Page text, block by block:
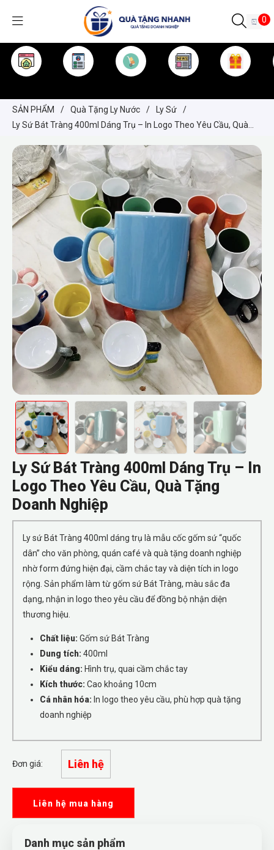
0
SẢN PHẨM / Quà Tặng Ly Nước / Ly Sứ
/
Ly Sứ Bát Tràng 400ml Dáng Trụ – In Logo Theo Yêu Cầu, Quà
Ly Sứ Bát Tràng 400ml Dáng Trụ – In
Logo Theo Yêu Cầu, Quà Tặng
Doanh Nghiệp
Ly sứ Bát Tràng 400ml dáng trụ là mẫu cốc gốm sứ “quốc
dân” cho văn phòng, quán café và quà tặng doanh nghiệp
nhờ form đứng hiện đại, cầm chắc tay và diện tích in logo
rộng. Sản phẩm làm từ gốm sứ Bát Tràng, màu sắc đa
dạng, nhận in logo theo yêu cầu để đồng bộ nhận diện
thương hiệu.
Chất liệu: Gốm sứ Bát Tràng
Dung tích: 400ml
Kiểu dáng: Hình trụ, quai cầm chắc tay
Kích thước: Cao khoảng 10cm
Cá nhân hóa: In logo theo yêu cầu, phù hợp quà tặng
doanh nghiệp
Đơn giá: Liên hệ
Liên hệ mua hàng
Danh mục sản phẩm